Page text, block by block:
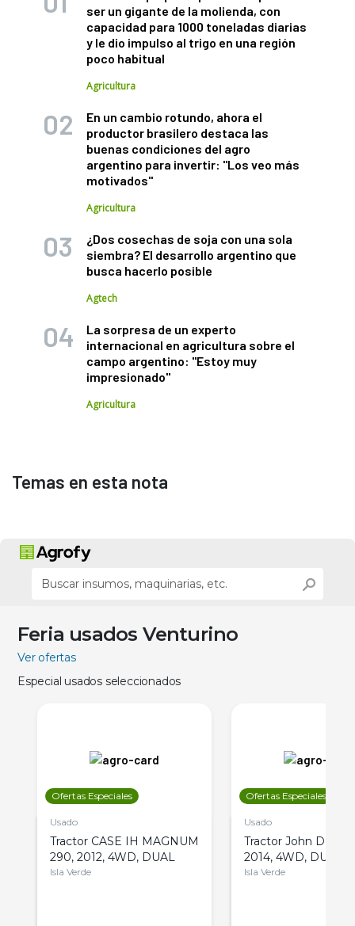
ser un gigante de la molienda, con
capacidad para 1000 toneladas diarias
y le dio impulso al trigo en una región
poco habitual
Agricultura
En un cambio rotundo, ahora el
productor brasilero destaca las
buenas condiciones del agro
argentino para invertir: "Los veo más
motivados"
Agricultura
¿Dos cosechas de soja con una sola
siembra? El desarrollo argentino que
busca hacerlo posible
Agtech
La sorpresa de un experto
internacional en agricultura sobre el
campo argentino: "Estoy muy
impresionado"
Agricultura
Temas en esta nota
Feria usados Venturino
Ver ofertas
Especial usados seleccionados
Ofertas Especiales
Usado
Tractor CASE IH MAGNUM
290, 2012, 4WD, DUAL
Isla Verde
Ofertas Especiales
Usado
Tractor John Deere
2014, 4WD, DUAL
Isla Verde